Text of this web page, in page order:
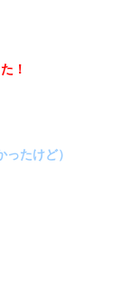
！
たけど）